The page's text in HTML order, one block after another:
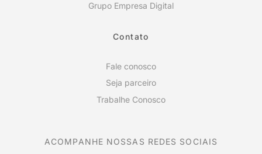
Grupo Empresa Digital
Contato
Fale conosco
Seja parceiro
Trabalhe Conosco
ACOMPANHE NOSSAS REDES SOCIAIS